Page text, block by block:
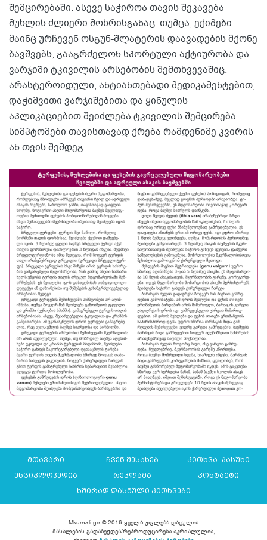
შემცირებაში. ასევე საჭიროა თავის შეკავება
მუხლის ძლიერი მოხრისგანაც. თუმცა, ექიმები
მაინც ურჩევენ ოსგუნ-შლატერის დაავადების მქონე
ბავშვებს, გააგრძელონ სპორტული აქტიურობა და
ვარჯიში ტკივილის არსებობის შემთხვევაშიც.
არასტეროიდული, ანტიანთებადი მედიკამენტებით,
დაჭიმვითი ვარჯიშებითა და ყინულის
აპლიკაციებით შეიძლება ტკივილის შემცირება.
სიმპტომები თავისთავად ქრება რამდენიმე კვირის
ან თვის შემდეგ.
მთავარი ჩვენ შესახებ
კითხვა–პასუხი
ენციკლოპედია
რეკლამა
კონტაქტი
ხშირად დასმული კითხვები
Mkurnali.ge © 2016 ყველა უფლება დაცულია
მასალების გადაბეჭდვა/რეპროდუცირება აკრძალულია,